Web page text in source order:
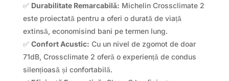
✅ Durabilitate Remarcabilă: Michelin Crossclimate 2
este proiectată pentru a oferi o durată de viață
extinsă, economisind bani pe termen lung.
✅ Confort Acustic: Cu un nivel de zgomot de doar
71dB, Crossclimate 2 oferă o experiență de condus
silențioasă și confortabilă.